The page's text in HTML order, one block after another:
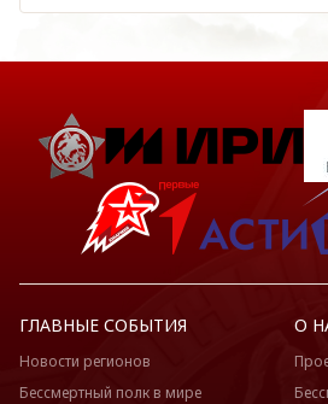
ГЛАВНЫЕ СОБЫТИЯ
Новости регионов
Бессмертный полк в мире
О